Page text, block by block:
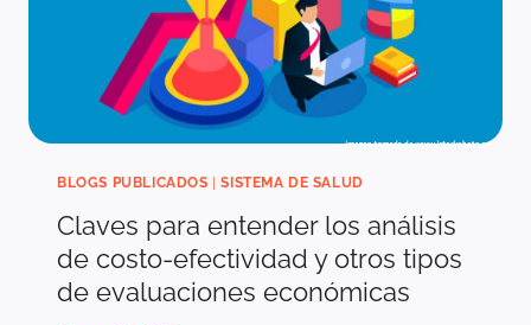
BLOGS PUBLICADOS |SISTEMA DE SALUD
Claves para entender los análisis
de costo-efectividad y otros tipos
de evaluaciones económicas